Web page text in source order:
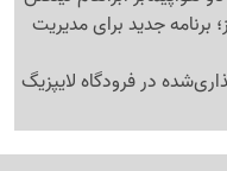
جدید برای مدیریت
در فرودگاه لایپزیگ